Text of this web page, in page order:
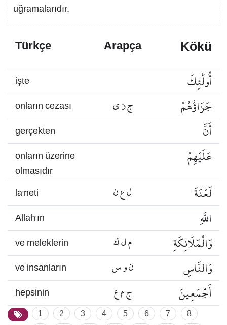
uğramalarıdır.
Türkçe Arapça Kökü
işte أُولَٰئِكَ
onların cezası ج ز ي جَزَاؤُهُمْ
gerçekten أَنَّ
onların üzerine
olmasıdır
عَلَيْهِمْ
la’neti ل ع ن لَعْنَةَ
Allah’ın اللَّهِ
ve meleklerin م ل ك وَالْمَلَائِكَةِ
ve insanların ن و س وَالنَّاسِ
hepsinin ج م ع أَجْمَعِينَ
1 2 3 4 5 6 7
8